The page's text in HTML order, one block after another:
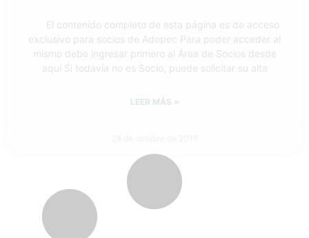
El contenido completo de esta página es de acceso
exclusivo para socios de Adopec Para poder acceder al
mismo debe ingresar primero al Área de Socios desde
aquí Si todavía no es Socio, puede solicitar su alta
LEER MÁS »